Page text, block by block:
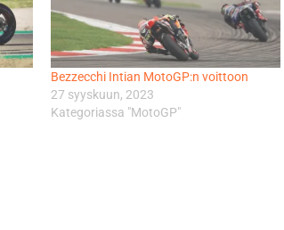
Bezzecchi Intian MotoGP:n voittoon
27 syyskuun, 2023
Kategoriassa "MotoGP"